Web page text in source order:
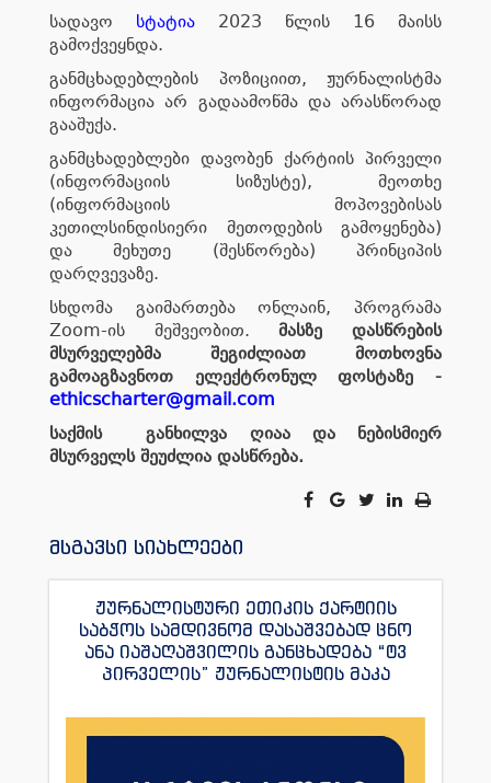
სადავო სტატია 2023 წლის 16 მაისს
გამოქვეყნდა.
განმცხადებლების პოზიციით, ჟურნალისტმა
ინფორმაცია არ გადაამოწმა და არასწორად
გააშუქა.
განმცხადებლები დავობენ ქარტიის პირველი
(ინფორმაციის სიზუსტე), მეოთხე
(ინფორმაციის მოპოვებისას
კეთილსინდისიერი მეთოდების გამოყენება)
და მეხუთე (შესწორება) პრინციპის
დარღვევაზე.
სხდომა გაიმართება ონლაინ, პროგრამა
Zoom-ის მეშვეობით.მასზე დასწრების
მსურველებმა შეგიძლიათ მოთხოვნა
გამოაგზავნოთ ელექტრონულ ფოსტაზე -
ethicscharter@gmail.com
საქმის განხილვა ღიაა და ნებისმიერ
მსურველს შეუძლია დასწრება.
მსგავსი სიახლეები
ჟურნალისტური ეთიკის ქარტიის
საბჭოს სამდივნომ დასაშვებად ცნო
ანა იაშაღაშვილის განცხადება “ტვ
პირველის” ჟურნალისტის მაკა